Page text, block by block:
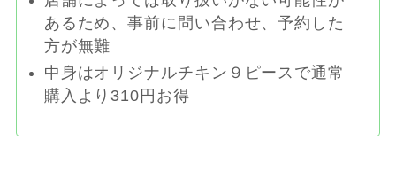
あるため、事前に問い合わせ、予約した
方が無難
中身はオリジナルチキン９ピースで通常
購入より310円お得